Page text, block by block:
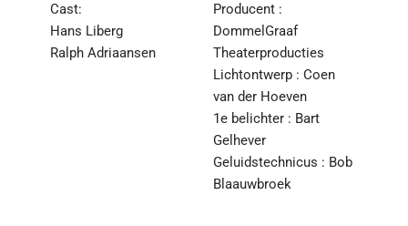
Cast:
Hans Liberg
Ralph Adriaansen
Producent :
DommelGraaf
Theaterproducties
Lichtontwerp : Coen
van der Hoeven
1e belichter : Bart
Gelhever
Geluidstechnicus : Bob
Blaauwbroek